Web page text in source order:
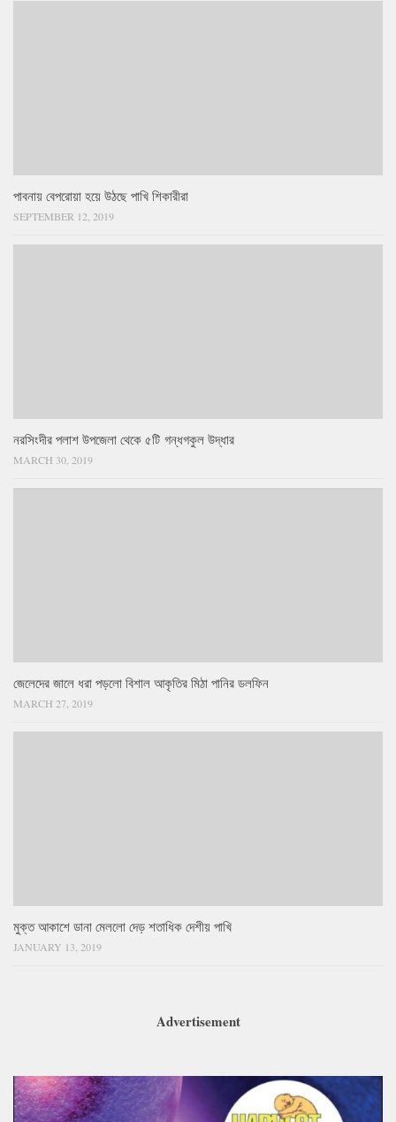
পাবনায় বেপরোয়া হয়ে উঠছে পাখি শিকারীরা
SEPTEMBER 12, 2019
নরসিংদীর পলাশ উপজেলা থেকে ৫টি গন্ধগকুল উদ্ধার
MARCH 30, 2019
জেলেদের জালে ধরা পড়লো বিশাল আকৃতির মিঠা পানির ডলফিন
MARCH 27, 2019
মুক্ত আকাশে ডানা মেললো দেড় শতাধিক দেশীয় পাখি
JANUARY 13, 2019
Advertisement